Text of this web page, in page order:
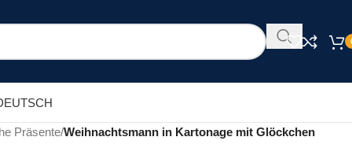
Präsente/Weihnachtsmann in Kartonage mit Glöckchen